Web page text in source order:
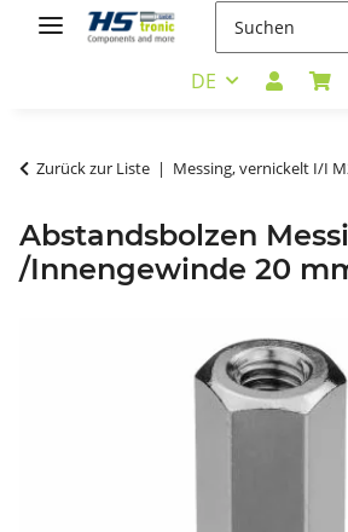
DE
Zurück zur Liste Messing, vernickelt I/I
Abstandsbolzen
/Innengewinde 20